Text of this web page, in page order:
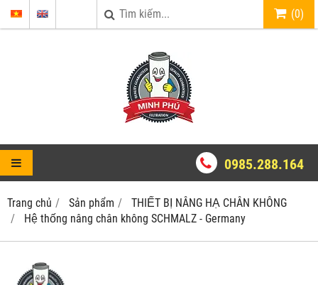
(0)
0985.288.164
Trang chủ Sản phẩm
THIẾT BỊ NÂNG HẠ CHÂN KHÔNG
Hệ thống nâng chân không SCHMALZ - Germany